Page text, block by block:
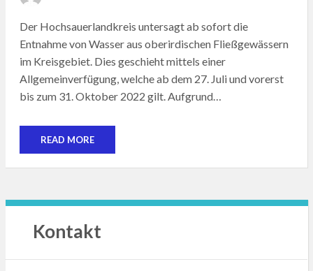
Der Hochsauerlandkreis untersagt ab sofort die
Entnahme von Wasser aus oberirdischen Fließgewässern
im Kreisgebiet. Dies geschieht mittels einer
Allgemeinverfügung, welche ab dem 27. Juli und vorerst
bis zum 31. Oktober 2022 gilt. Aufgrund…
READ MORE
Kontakt